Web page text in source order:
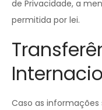
de Privacidade, a
permitida por lei.
Caso as